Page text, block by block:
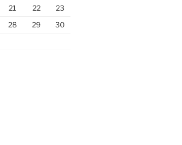
21 22
23
28 29
30